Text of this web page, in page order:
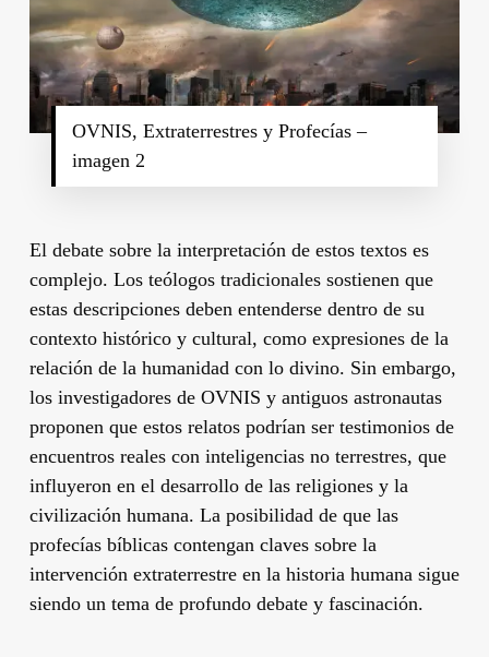
OVNIS, Extraterrestres y Profecías –
imagen 2
El debate sobre la interpretación de estos textos es
complejo. Los teólogos tradicionales sostienen que
estas descripciones deben entenderse dentro de su
contexto histórico y cultural, como expresiones de la
relación de la humanidad con lo divino. Sin embargo,
los investigadores de OVNIS y antiguos astronautas
proponen que estos relatos podrían ser testimonios de
encuentros reales con inteligencias no terrestres, que
influyeron en el desarrollo de las religiones y la
civilización humana. La posibilidad de que las
profecías bíblicas contengan claves sobre la
intervención extraterrestre en la historia humana sigue
siendo un tema de profundo debate y fascinación.